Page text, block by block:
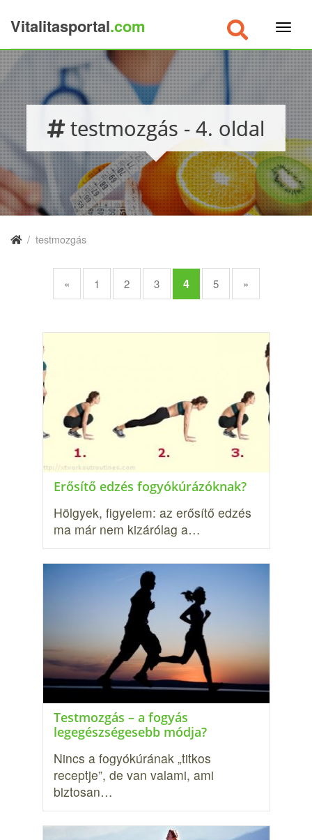
Vitalitasportal.com
testmozgás - 4. oldal
/ testmozgás
« 1 2 3 4 5 »
Erősítő edzés fogyókúrázóknak?
Hölgyek, figyelem: az erősítő edzés
ma már nem kizárólag a…
Testmozgás – a fogyás
legegészségesebb módja?
Nincs a fogyókúrának „titkos
receptje”, de van valami, ami
biztosan…
×